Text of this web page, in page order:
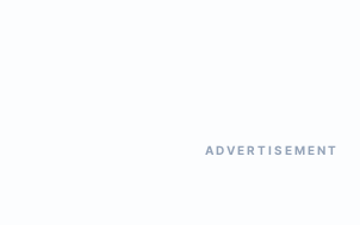
ADVERTISEMENT